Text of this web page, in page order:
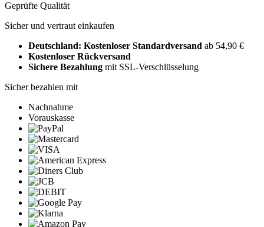
Geprüfte Qualität
Sicher und vertraut einkaufen
Deutschland: Kostenloser Standardversand ab 54,90 €
Kostenloser Rückversand
Sichere Bezahlung mit SSL-Verschlüsselung
Sicher bezahlen mit
Nachnahme
Vorauskasse